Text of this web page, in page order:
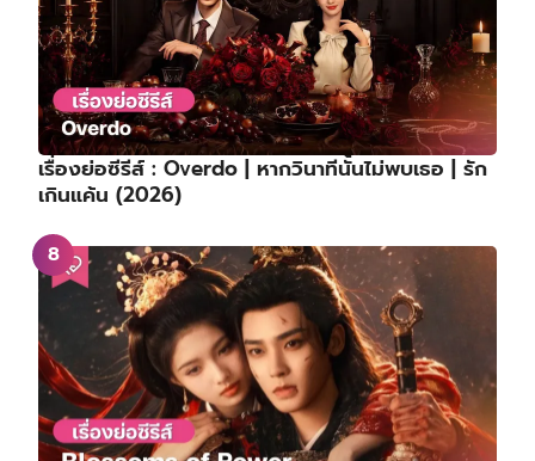
เรื่องย่อซีรีส์ : Overdo | หากวินาทีนั้นไม่พบเธอ | รัก
เกินแค้น (2026)